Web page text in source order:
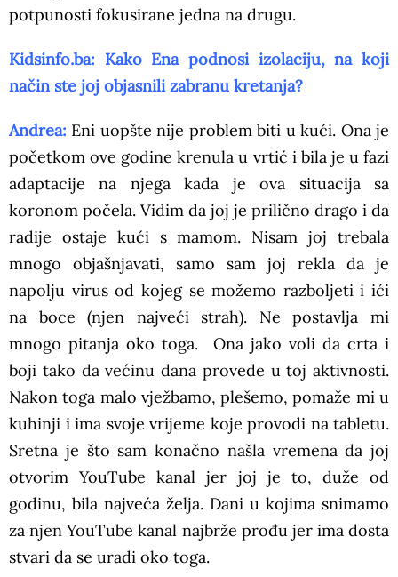
potpunosti fokusirane jedna na drugu.
Kidsinfo.ba: Kako Ena podnosi izolaciju, na koji
način ste joj objasnili zabranu kretanja?
Andrea: Eni uopšte nije problem biti u kući. Ona je
početkom ove godine krenula u vrtić i bila je u fazi
adaptacije na njega kada je ova situacija sa
koronom počela. Vidim da joj je prilično drago i da
radije ostaje kući s mamom. Nisam joj trebala
mnogo objašnjavati, samo sam joj rekla da je
napolju virus od kojeg se možemo razboljeti i ići
na boce (njen najveći strah). Ne postavlja mi
mnogo pitanja oko toga. Ona jako voli da crta i
boji tako da većinu dana provede u toj aktivnosti.
Nakon toga malo vježbamo, plešemo, pomaže mi u
kuhinji i ima svoje vrijeme koje provodi na tabletu.
Sretna je što sam konačno našla vremena da joj
otvorim YouTube kanal jer joj je to, duže od
godinu, bila najveća želja. Dani u kojima snimamo
za njen YouTube kanal najbrže prođu jer ima dosta
stvari da se uradi oko toga.